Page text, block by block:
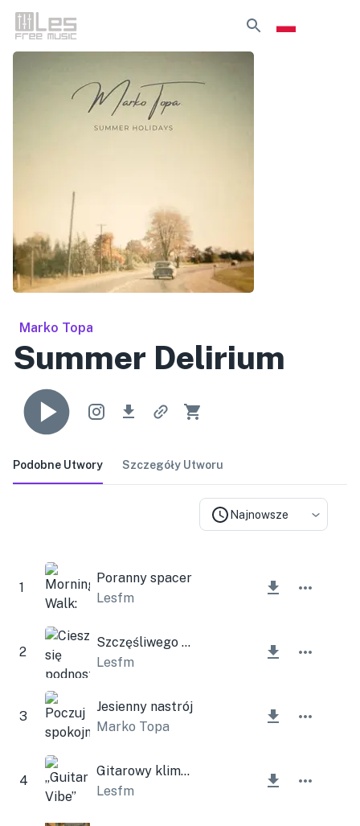
Marko Topa
Summer Delirium
Podobne Utwory Szczegóły Utworu
Najnowsze
1
Poranny spacer
Lesfm
2
Szczęśliwego spaceru
Lesfm
3
Jesienny nastrój
Marko Topa
4
Gitarowy klimat
Lesfm